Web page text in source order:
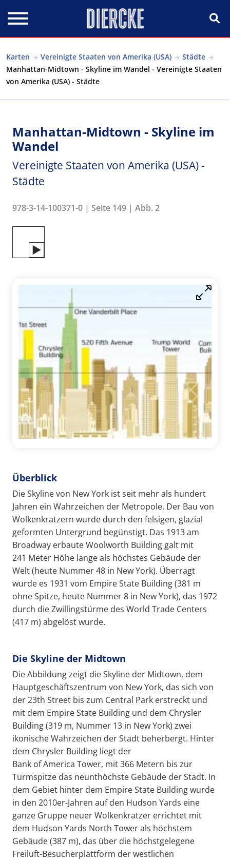
Karten Vereinigte Staaten von Amerika (USA)
Städte
Manhattan-Midtown - Skyline im Wandel - Vereinigte Staaten
von Amerika (USA) - Städte
Manhattan-Midtown - Skyline im
Wandel
Vereinigte Staaten von Amerika (USA) -
Städte
978-3-14-100371-0 | Seite 149 | Abb. 2
Überblick
Die Skyline von New York ist seit mehr als hundert
Jahren ein Wahrzeichen der Metropole. Der Bau von
Wolkenkratzern wurde durch den felsigen, glazial
geformten Untergrund begünstigt. Das 1913 am
Broadway erbaute Woolworth Building galt mit
241 Meter Höhe lange als höchstes Gebäude der
Welt (heute Nummer 48 in New York). Überragt
wurde es 1931 vom Empire State Building (381 m
ohne Spitze, heute Nummer 8 in New York), das 1972
durch die Zwillingstürme des World Trade Centers
(417 m) abgelöst wurde.
Die Skyline der Midtown
Die Abbildung zeigt die Skyline der Midtown, dem
Hauptgeschäftszentrum von New York, das sich von
der 23th Street bis zum Central Park erstreckt und
mit dem Empire State Building und dem Chrysler
Building (319 m, Nummer 13 in New York) zwei
ikonische Wahrzeichen der Stadt beherbergt. Hinter
dem Chrysler Building liegt der
Bank of America Tower, mit 366 Metern bis zur
Turmspitze das neunthöchste Gebäude der Stadt. In
dem Gebiet hinter dem Empire State Building wurde
in den 2010er-Jahren auf den Hudson Yards eine
ganze Gruppe neuer Wolkenkratzer errichtet mit
dem Hudson Yards North Tower als höchstem
Gebäude (387 m), das über die höchstgelegene
Freiluft-Besucherplattform der westlichen